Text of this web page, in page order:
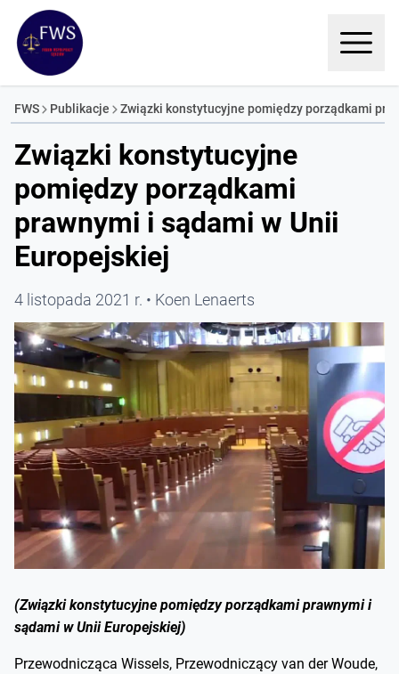
FWS Publikacje Związki konstytucyjne pomiędzy porządkami
Związki konstytucyjne
pomiędzy porządkami
prawnymi i sądami w Unii
Europejskiej
4 listopada 2021 r. Koen Lenaerts
( Związki konstytucyjne pomiędzy porządkami prawnymi i
sądami w Unii Europejskiej)
Przewodnicząca Wissels, Przewodniczący van der Woude,